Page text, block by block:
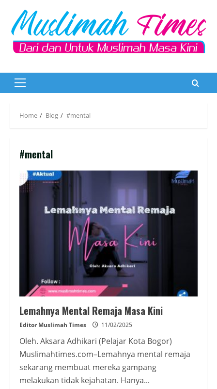
content
Primary
Home Blog #mental
#mental
Lemahnya Mental Remaja Masa Kini
Editor Muslimah Times 11/02/2025
Oleh. Aksara Adhikari (Pelajar Kota Bogor)
Muslimahtimes.com–Lemahnya mental remaja
sekarang membuat mereka gampang
melakukan tidak kejahatan. Hanya...